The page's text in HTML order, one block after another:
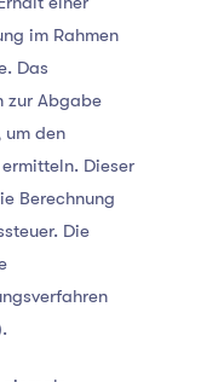
im Rahmen
Das
zur Abgabe
um den
Dieser
Berechnung
Die